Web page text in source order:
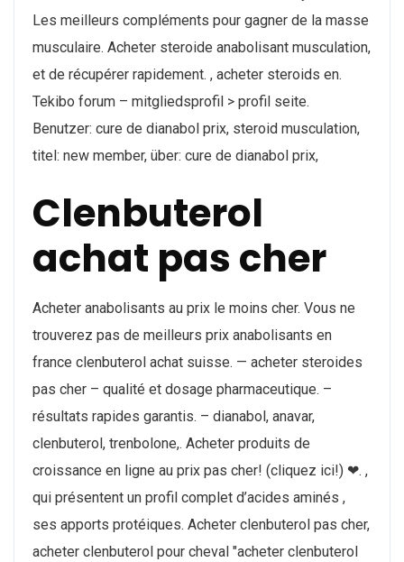
Les meilleurs compléments pour gagner de la masse
musculaire. Acheter steroide anabolisant musculation,
et de récupérer rapidement. , acheter steroids en.
Tekibo forum – mitgliedsprofil > profil seite.
Benutzer: cure de dianabol prix, steroid musculation,
titel: new member, über: cure de dianabol prix,
Clenbuterol
achat pas cher
Acheter anabolisants au prix le moins cher. Vous ne
trouverez pas de meilleurs prix anabolisants en
france clenbuterol achat suisse. — acheter steroides
pas cher – qualité et dosage pharmaceutique. –
résultats rapides garantis. – dianabol, anavar,
clenbuterol, trenbolone,. Acheter produits de
croissance en ligne au prix pas cher! (cliquez ici!) ❤. ,
qui présentent un profil complet d’acides aminés ,
ses apports protéiques. Acheter clenbuterol pas cher,
acheter clenbuterol pour cheval "acheter clenbuterol